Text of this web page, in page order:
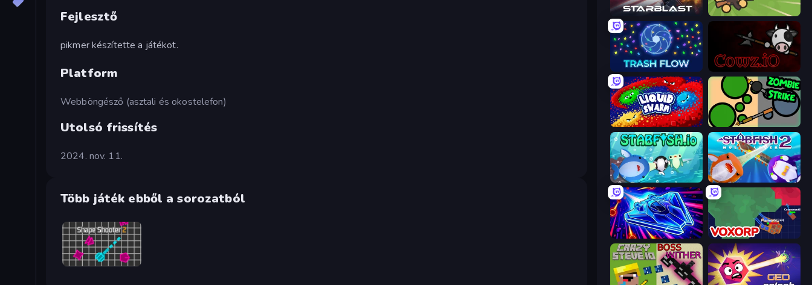
Fejlesztő
pikmer készítette a játékot.
Platform
Webböngésző (asztali és okostelefon)
Utolsó frissítés
2024. nov. 11.
Több játék ebből a sorozatból
Shape Shooter 2
StarBlast Survev.io
Trash Flow cowz.io
Liquid Swarm ZombieStrike
Stabfish.io Stabfish 2
Stellar Swarm Voxorp